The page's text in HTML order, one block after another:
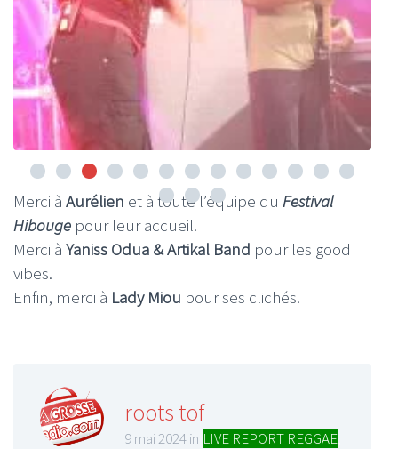
Merci à Aurélien et à toute l’équipe du Festival
Hibouge pour leur accueil.
Merci à Yaniss Odua & Artikal Band pour les good
vibes.
Enfin, merci à Lady Miou pour ses clichés.
roots tof
9 mai 2024 in LIVE REPORT REGGAE